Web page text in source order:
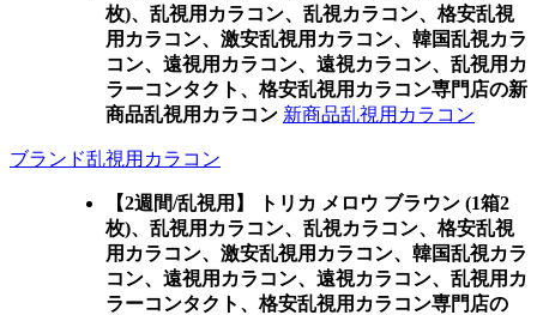
枚)、乱視用カラコン、乱視カラコン、格安乱視
用カラコン、激安乱視用カラコン、韓国乱視カラ
コン、遠視用カラコン、遠視カラコン、乱視用カ
ラーコンタクト、格安乱視用カラコン専門店の新
商品乱視用カラコン 新商品乱視用カラコン
ブランド乱視用カラコン
【2週間/乱視用】 トリカ メロウ ブラウン (1箱2
枚)、乱視用カラコン、乱視カラコン、格安乱視
用カラコン、激安乱視用カラコン、韓国乱視カラ
コン、遠視用カラコン、遠視カラコン、乱視用カ
ラーコンタクト、格安乱視用カラコン専門店の